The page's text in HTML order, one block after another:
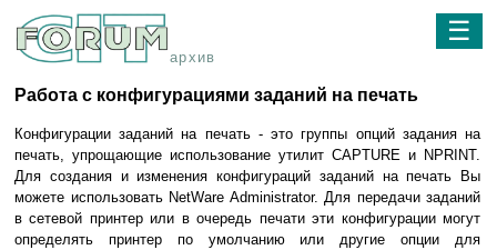
архив
☰
Работа с конфигурациями заданий на печать
Конфигурации заданий на печать - это группы опций задания на
печать, упрощающие использование утилит CAPTURE и NPRINT.
Для создания и изменения конфигураций заданий на печать Вы
можете использовать NetWare Administrator. Для передачи заданий
в сетевой принтер или в очередь печати эти конфигурации могут
определять принтер по умолчанию или другие опции для